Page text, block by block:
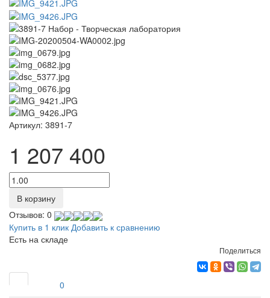
Артикул: 3891-7
1 207 400
В корзину
Отзывов: 0
Купить в 1 клик Добавить к сравнению
Есть на складе
Поделиться
0